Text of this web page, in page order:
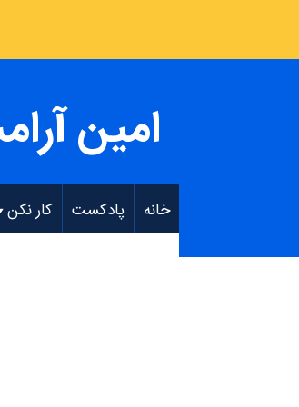
امین
خانه پادکست کار نکن